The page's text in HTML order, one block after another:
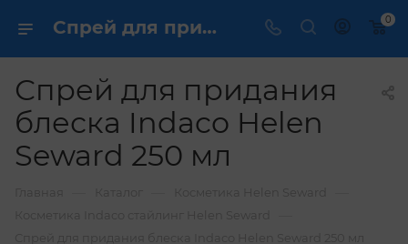
Спрей для придания блеска Indaco Helen Seward 250 мл 0
Спрей для придания
блеска Indaco Helen
Seward 250 мл